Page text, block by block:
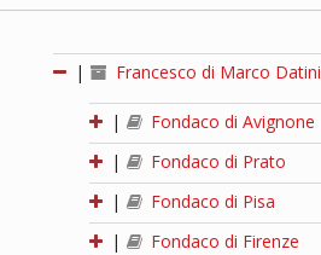
| Francesco di Marco Datini
|
Fondaco di Avignone
|
Fondaco di Prato
|
Fondaco di Pisa
|
Fondaco di Firenze